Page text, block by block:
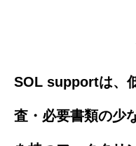
SOL supportは、
査・必要書類の少